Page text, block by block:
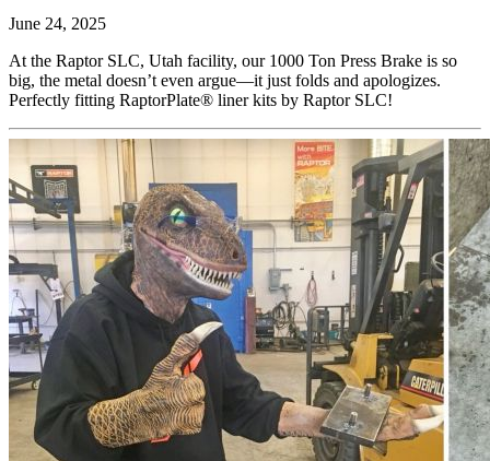
June 24, 2025
At the Raptor SLC, Utah facility, our 1000 Ton Press Brake is so
big, the metal doesn’t even argue—it just folds and apologizes.
Perfectly fitting RaptorPlate® liner kits by Raptor SLC!